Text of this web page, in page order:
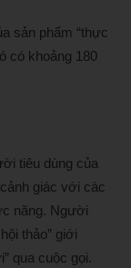
sản phẩm “thực
có khoảng 180
tiêu dùng của
giác với các
năng. Người
thảo” giới
qua cuộc gọi.